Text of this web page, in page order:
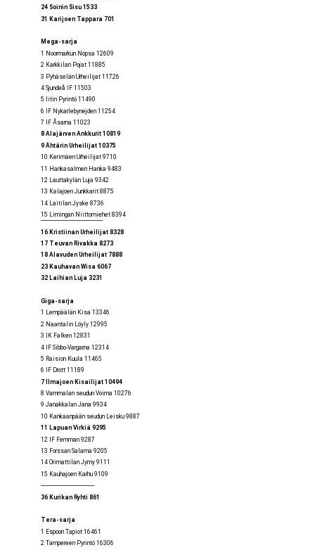
24 Soinin Sisu 1533
31 Karijoen Tappara 701
Mega-sarja
1 Noormarkun Nopsa 12609
2 Karkkilan Pojat 11885
3 Pyhäselän Urheilijat 11726
4 Sjundeå IF 11503
5 Iitin Pyrintö 11490
6 IF Nykarlebynejden 11254
7 IF Åsarna 11023
8 Alajärven Ankkurit 10819
9 Ähtärin Urheilijat 10375
10 Kerimäen Urheilijat 9710
11 Hankasalmen Hanka 9483
12 Lauttakylän Luja 9342
13 Kalajoen Junkkarit 8875
14 Laitilan Jyske 8736
15 Limingan Niittomiehet 8394
--------------------------------------------
16 Kristiinan Urheilijat 8328
17 Teuvan Rivakka 8273
18 Alavuden Urheilijat 7888
23 Kauhavan Wisa 6067
32 Laihian Luja 3231
Giga-sarja
1 Lempäälän Kisa 13346
2 Naantalin Löyly 12995
3 IK Falken 12831
4 IF Sibbo-Vargarna 12314
5 Raision Kuula 11465
6 IF Drott 11189
7 Ilmajoen Kisailijat 10494
8 Vammalan seudun Voima 10276
9 Janakkalan Jana 9934
10 Kankaanpään seudun Leisku 9887
11 Lapuan Virkiä 9295
12 IF Femman 9287
13 Forssan Salama 9205
14 Orimattilan Jymy 9111
15 Kauhajoen Karhu 9109
--------------------------------------
36 Kurikan Ryhti 861
Tera-sarja
1 Espoon Tapiot 16461
2 Tampereen Pyrintö 16306